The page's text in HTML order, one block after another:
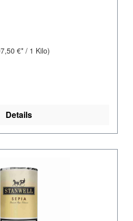
€* / 1 Kilo)
Details